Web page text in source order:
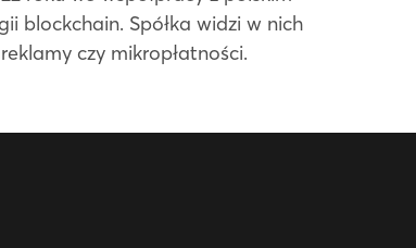
blockchain. Spółka widzi w nich
czy mikropłatności.